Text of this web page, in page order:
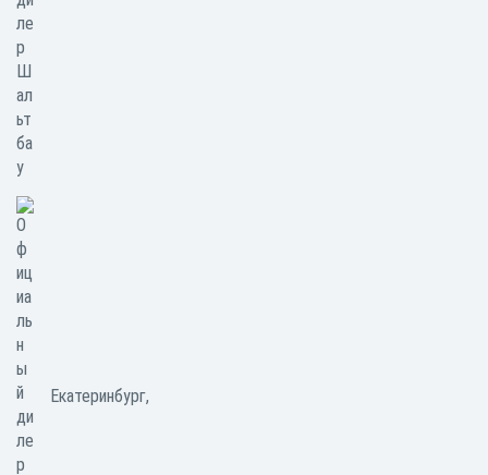
Екатеринбург,